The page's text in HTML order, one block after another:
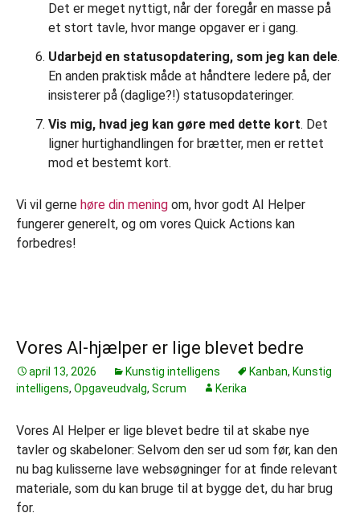
Det er meget nyttigt, når der foregår en masse på
et stort tavle, hvor mange opgaver er i gang.
Udarbejd en statusopdatering, som jeg kan dele.
En anden praktisk måde at håndtere ledere på, der
insisterer på (daglige?!) statusopdateringer.
Vis mig, hvad jeg kan gøre med dette kort. Det
ligner hurtighandlingen for brætter, men er rettet
mod et bestemt kort.
Vi vil gerne høre din mening om, hvor godt AI Helper
fungerer generelt, og om vores Quick Actions kan
forbedres!
Vores AI-hjælper er lige blevet bedre
april 13, 2026 Kunstig intelligens Kanban, Kunstig
intelligens, Opgaveudvalg, Scrum Kerika
Vores AI Helper er lige blevet bedre til at skabe nye
tavler og skabeloner: Selvom den ser ud som før, kan den
nu bag kulisserne lave websøgninger for at finde relevant
materiale, som du kan bruge til at bygge det, du har brug
for.